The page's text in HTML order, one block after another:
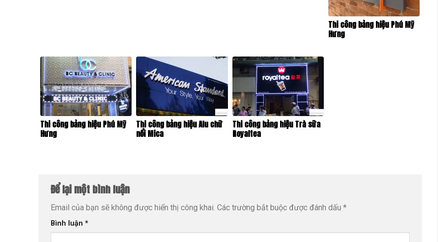
Thi công bảng hiệu Phú Mỹ
Hưng
Thi công bảng hiệu Phú Mỹ
Hưng
Thi công bảng hiệu Alu chữ
nổi Mica
Thi công bảng hiệu Trà sữa
Royaltea
Để lại một bình luận
Email của bạn sẽ không được hiển thị công khai. Các trường bắt buộc được đánh dấu *
Bình luận *